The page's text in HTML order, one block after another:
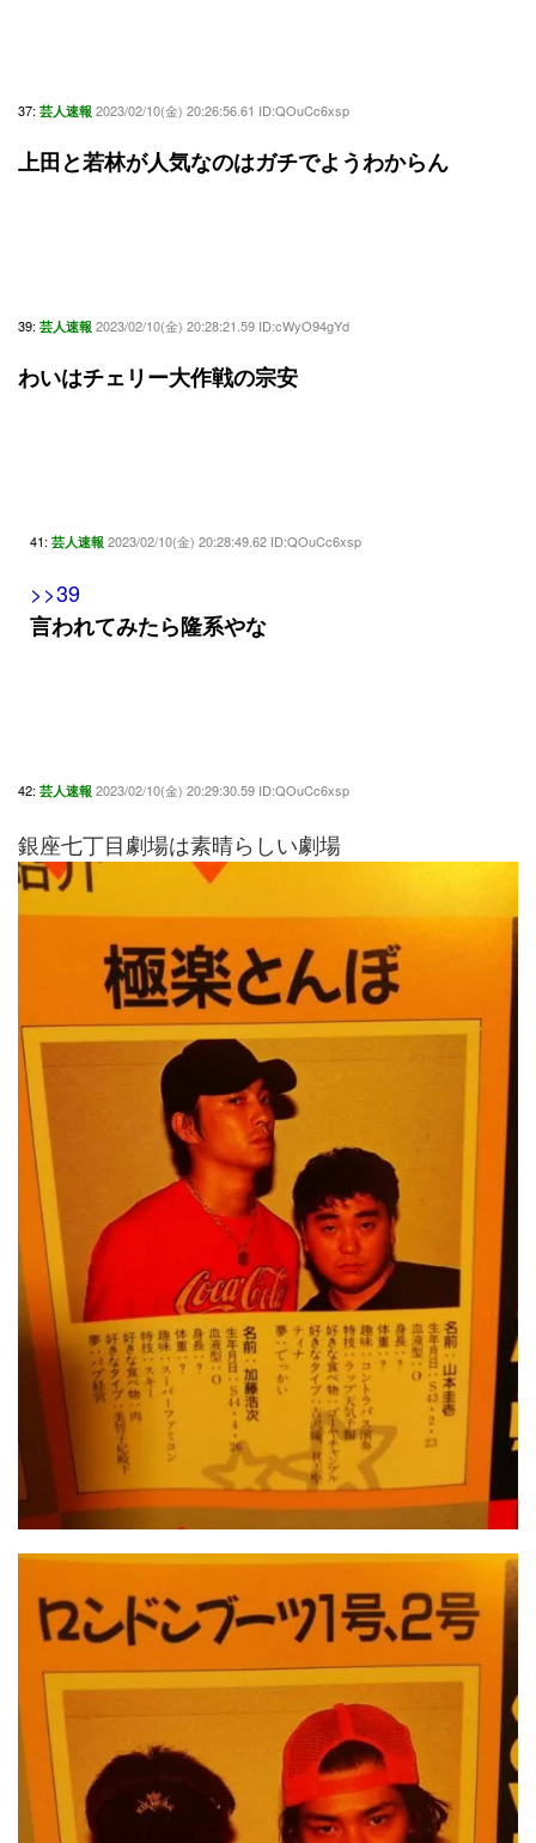
37: 芸人速報 2023/02/10(金) 20:26:56.61 ID:QOuCc6xsp
上田と若林が人気なのはガチでようわからん
39: 芸人速報 2023/02/10(金) 20:28:21.59 ID:cWyO94gYd
わいはチェリー大作戦の宗安
41: 芸人速報 2023/02/10(金) 20:28:49.62 ID:QOuCc6xsp
>>39
言われてみたら隆系やな
42: 芸人速報 2023/02/10(金) 20:29:30.59 ID:QOuCc6xsp
銀座七丁目劇場は素晴らしい劇場